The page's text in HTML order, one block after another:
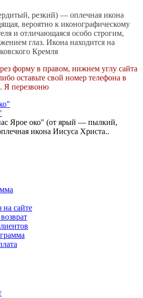
резкий) — оплечная икона
вероятно к иконографическому
и отличающаяся особо строгим,
глаз. Икона находится на
Кремля
форму в правом, нижнем углу сайта
оставьте свой номер телефона в
Я перезвоню
Ярое око" (от ярый — пылкий,
икона Иисуса Христа..
на сайте